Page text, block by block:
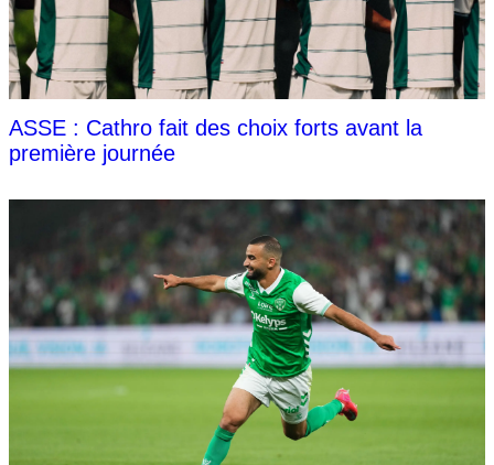
ASSE : Cathro fait des choix forts avant la
première journée